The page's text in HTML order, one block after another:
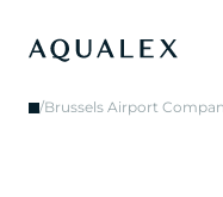
/Brussels Airport